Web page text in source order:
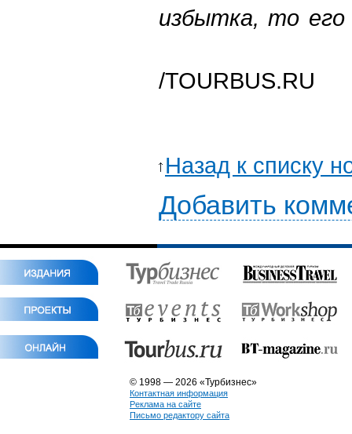
избытка, то
/TOURBUS.RU
Назад к списку
Добавить
© 1998 — 2026 «Турбизнес»
Контактная информация
Реклама на сайте
Письмо редактору сайта